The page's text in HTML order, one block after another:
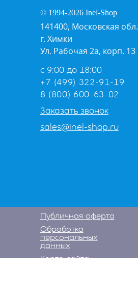
© 1994-2026 Inel-Shop
141400, Московская обл.
г. Химки
Ул. Рабочая 2а, корп. 13
с 9:00 до 18:00
+7 (499) 322-91-19
8 (800) 600-63-02
Заказать звонок
sales@inel-shop.ru
Публичная оферта
Обработка
персональных
данных
Карта сайта